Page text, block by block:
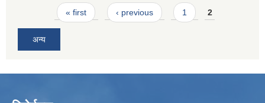
Pages« first ‹ previous 1 2
अन्य